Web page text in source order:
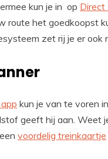
kun je in op Direct
route het goedkoopst
zet rij je er ook
kun je van te voren
geeft hij aan. Weet
voordelig treinkaartje